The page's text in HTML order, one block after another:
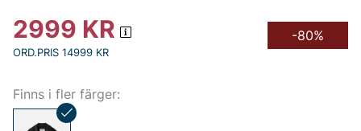
2999 KR
ORD.PRIS 14999 KR
-80%
Finns i fler färger: